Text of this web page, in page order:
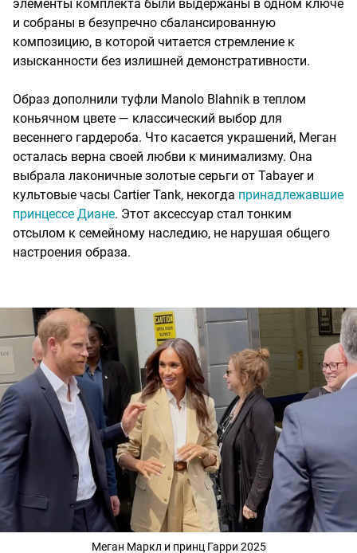
элементы комплекта были выдержаны в одном ключе
и собраны в безупречно сбалансированную
композицию, в которой читается стремление к
изысканности без излишней демонстративности.
Образ дополнили туфли Manolo Blahnik в теплом
коньячном цвете — классический выбор для
весеннего гардероба. Что касается украшений, Меган
осталась верна своей любви к минимализму. Она
выбрала лаконичные золотые серьги от Tabayer и
культовые часы Cartier Tank, некогда принадлежавшие
принцессе Диане. Этот аксессуар стал тонким
отсылом к семейному наследию, не нарушая общего
настроения образа.
Меган Маркл и принц Гарри 2025